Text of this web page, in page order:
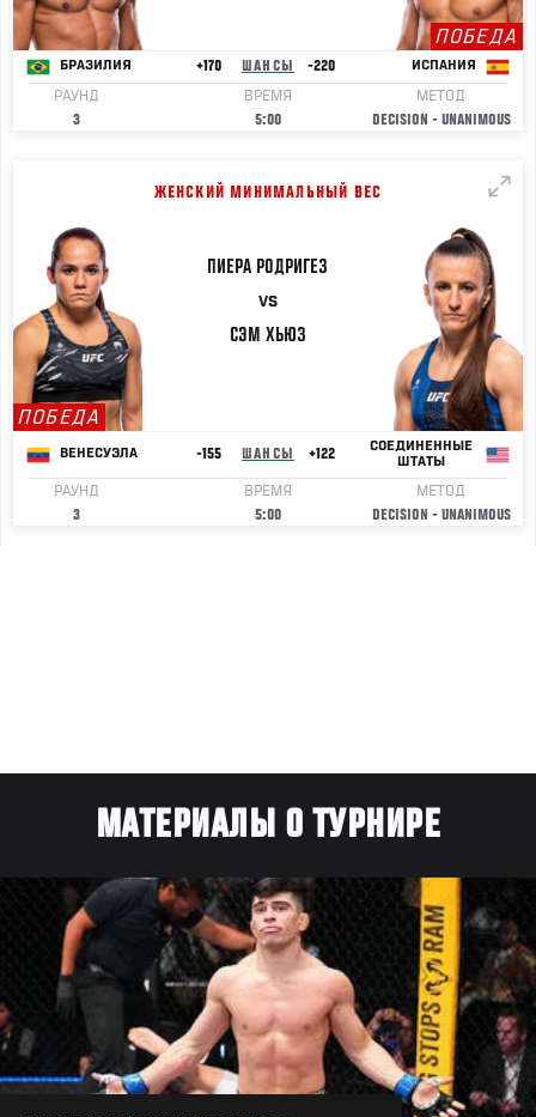
ПОБЕДА
БРАЗИЛИЯ +170 ШАНСЫ -220 ИСПАНИЯ
РАУНД
3
ВРЕМЯ
5:00
МЕТОД
DECISION - UNANIMOUS
ЖЕНСКИЙ МИНИМАЛЬНЫЙ ВЕС
ПОБЕДА
ПИЕРА РОДРИГЕЗ
VS
СЭМ ХЬЮЗ
ВЕНЕСУЭЛА -155 ШАНСЫ +122
СОЕДИНЕННЫЕ
ШТАТЫ
РАУНД
3
ВРЕМЯ
5:00
МЕТОД
DECISION - UNANIMOUS
МАТЕРИАЛЫ О ТУРНИРЕ